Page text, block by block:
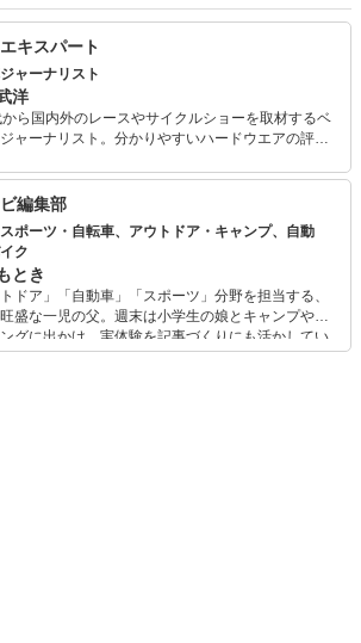
キスパート
ャーナリスト
洋
ら国内外のレースやサイクルショーを取材するベ
ャーナリスト。分かりやすいハードウエアの評論
ンプレッションも数多く手掛けている。グランフ
センチュリーライドなど海外ライドイベントにも
を持つ。単行本の他、自転車産業振興協会でプロ
の監修も手掛ける。
編集部
ポーツ・自転車、アウトドア・キャンプ、自動
ク
とき
トドア」「自動車」「スポーツ」分野を担当する、
盛な一児の父。週末は小学生の娘とキャンプやサ
グに出かけ、実体験を記事づくりにも活かしてい
者の「知りたい」を分かりやすく届けることをモ